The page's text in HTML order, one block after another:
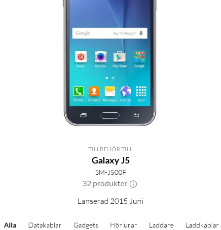
TILLBEHÖR TILL
Galaxy J5
SM-J500F
32 produkter
Lanserad 2015 Juni
Alla Datakablar Gadgets Hörlurar Laddare Laddkablar